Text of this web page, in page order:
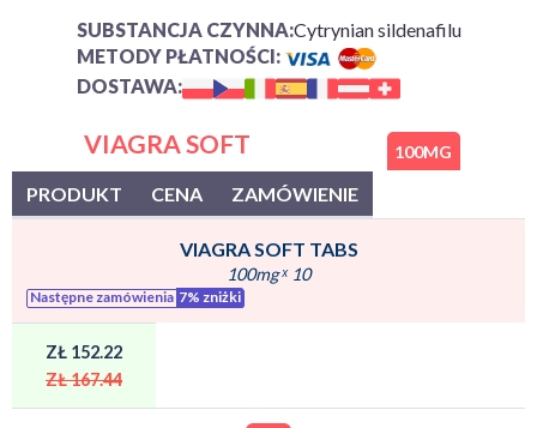
SUBSTANCJA CZYNNA:Cytrynian sildenafilu
METODY PŁATNOŚCI:
DOSTAWA:
VIAGRA SOFT 100MG
PRODUKT CENA ZAMÓWIENIE
VIAGRA SOFT TABS
100mgˣ 10
Następne zamówienia 7% zniżki
ZŁ 152.22
ZŁ 167.44